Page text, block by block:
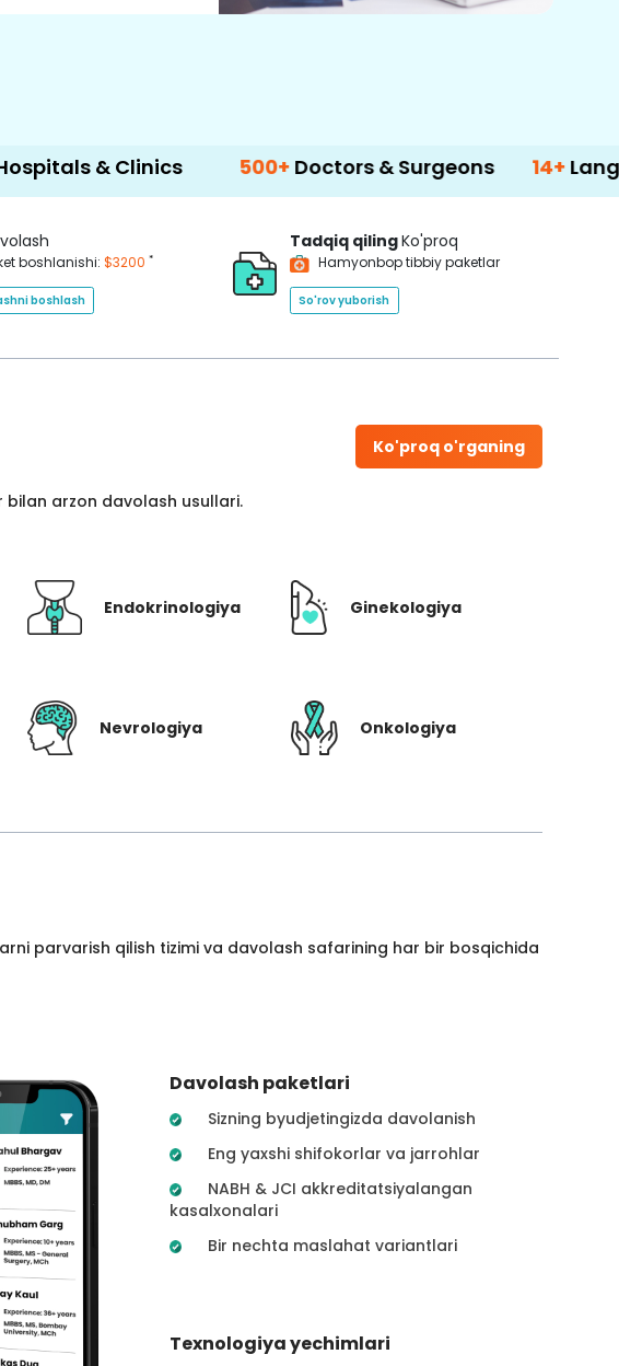
500+Doctors & Surgeons 14+Language
boshlanishi: $3200 *
boshlash
Tadqiq qilingKo'proq
Hamyonbop tibbiy paketlar
So'rov yuborish
Ko'proq o'rganing
arzon davolash usullari.
Endokrinologiya Ginekologiya
Nevrologiya Onkologiya
parvarish qilish tizimi va davolash safarining har bir bosqichida
Davolash paketlari
Sizning byudjetingizda davolanish
Eng yaxshi shifokorlar va jarrohlar
NABH & JCI akkreditatsiyalangan
kasalxonalari
Bir nechta maslahat variantlari
Texnologiya yechimlari